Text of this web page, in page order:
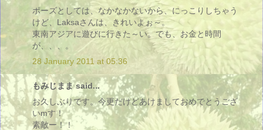
ポーズとしては、なかなかないから、にっこりしちゃう
けど、Laksaさんは、きれいよぉ～。
東南アジアに遊びに行きた～い。でも、お金と時間
が、、、。
28 January 2011 at 05:36
もみじまま said...
お久しぶりです。今更だけどあけましておめでとうござ
いmす！
素敵ー！！